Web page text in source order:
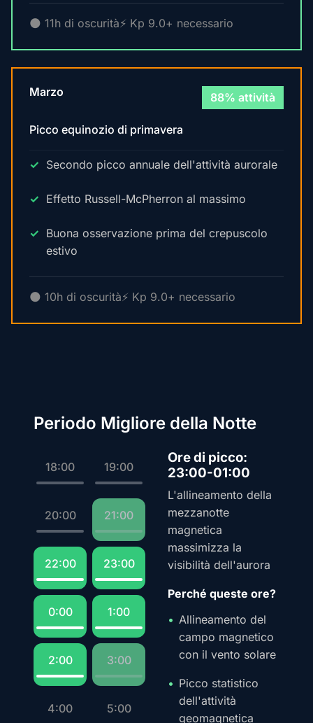
🌑 11h di oscurità⚡ Kp 9.0+ necessario
Marzo 88% attività
Picco equinozio di primavera
Secondo picco annuale dell'attività aurorale
Effetto Russell-McPherron al massimo
Buona osservazione prima del crepuscolo
estivo
🌑 10h di oscurità⚡ Kp 9.0+ necessario
Periodo Migliore della Notte
18:00 19:00
20:00 21:00
22:00 23:00
0:00 1:00
2:00 3:00
4:00 5:00
Ore di picco:
23:00-01:00
L'allineamento della
mezzanotte
magnetica
massimizza la
visibilità dell'aurora
Perché queste ore?
Allineamento del
campo magnetico
con il vento solare
Picco statistico
dell'attività
geomagnetica